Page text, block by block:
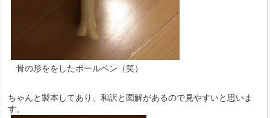
骨の形ををしたボールペン（笑）
ちゃんと製本してあり、和訳と図解があるので見やすいと思いま
す。